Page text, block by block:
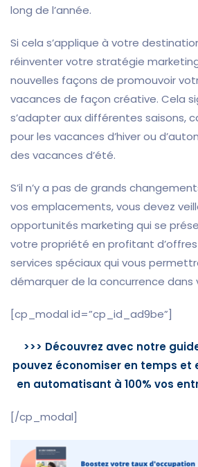
long de l’année.
Si cela s’applique à votre
réinventer votre stratégie
nouvelles façons de promouvoir
vacances de façon créative. Cela
s’adapter aux différentes saisons,
pour les vacances d’hiver ou
des vacances d’été.
S’il n’y a pas de grands
vos emplacements, vous devez
opportunités marketing qui se
votre propriété en profitant
services spéciaux qui vous
démarquer de la concurrence dans
[cp_modal id=”cp_id_ad9be”]
>>> Découvrez avec notre
pouvez économiser en temps et
en automatisant à 100% vos
[/cp_modal]